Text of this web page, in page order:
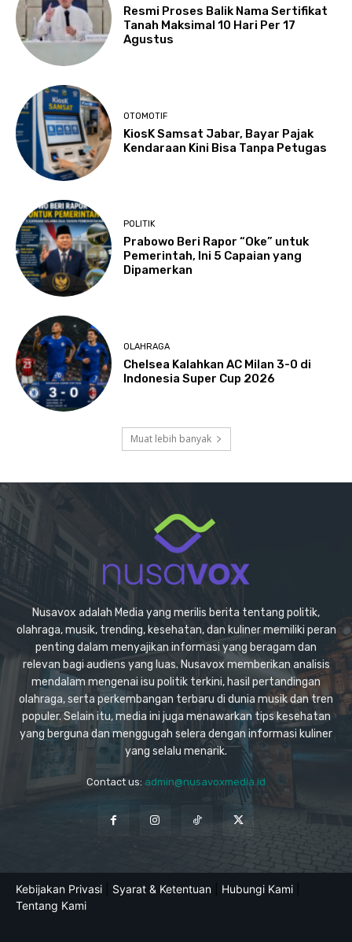
Resmi Proses Balik Nama Sertifikat
Tanah Maksimal 10 Hari Per 17
Agustus
OTOMOTIF
KiosK Samsat Jabar, Bayar Pajak
Kendaraan Kini Bisa Tanpa Petugas
POLITIK
Prabowo Beri Rapor “Oke” untuk
Pemerintah, Ini 5 Capaian yang
Dipamerkan
OLAHRAGA
Chelsea Kalahkan AC Milan 3-0 di
Indonesia Super Cup 2026
Muat lebih banyak
Nusavox adalah Media yang merilis berita tentang politik,
olahraga, musik, trending, kesehatan, dan kuliner memiliki peran
penting dalam menyajikan informasi yang beragam dan
relevan bagi audiens yang luas. Nusavox memberikan analisis
mendalam mengenai isu politik terkini, hasil pertandingan
olahraga, serta perkembangan terbaru di dunia musik dan tren
populer. Selain itu, media ini juga menawarkan tips kesehatan
yang berguna dan menggugah selera dengan informasi kuliner
yang selalu menarik.
Contact us: admin@nusavoxmedia.id
Kebijakan Privasi Syarat & Ketentuan Hubungi Kami
Tentang Kami